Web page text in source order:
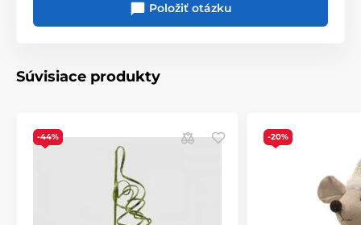
Položiť otázku
Súvisiace produkty
-44% -20%